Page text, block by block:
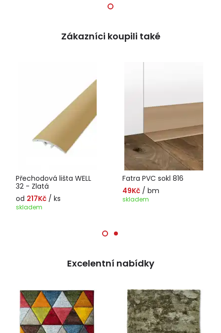
Zákazníci koupili také
Přechodová lišta WELL
32 - Zlatá
od 217Kč / ks
skladem
Fatra PVC sokl 816
49Kč / bm
skladem
Excelentní nabídky